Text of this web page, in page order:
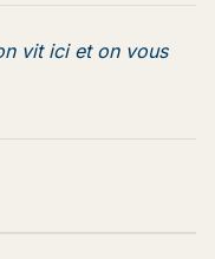
vit ici et on vous